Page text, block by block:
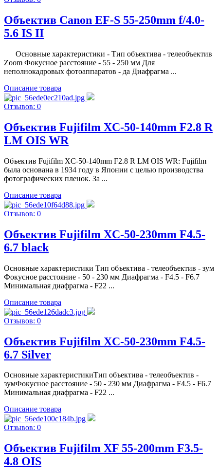
Объектив Canon EF-S 55-250mm f/4.0-
5.6 IS II
Основные характеристики - Тип объектива - телеобъектив
Zoom Фокусное расстояние - 55 - 250 мм Для
неполнокадровых фотоаппаратов - да Диафрагма ...
Описание товара
Отзывов: 0
Объектив Fujifilm XC-50-140mm F2.8 R
LM OIS WR
Объектив Fujifilm XC-50-140mm F2.8 R LM OIS WR: Fujifilm
была основана в 1934 году в Японии с целью производства
фотографических пленок. За ...
Описание товара
Отзывов: 0
Объектив Fujifilm XC-50-230mm F4.5-
6.7 black
Основные характеристики Тип объектива - телеобъектив - зум
Фокусное расстояние - 50 - 230 мм Диафрагма - F4.5 - F6.7
Минимальная диафрагма - F22 ...
Описание товара
Отзывов: 0
Объектив Fujifilm XC-50-230mm F4.5-
6.7 Silver
Основные характеристикиТип объектива - телеобъектив -
зумФокусное расстояние - 50 - 230 мм Диафрагма - F4.5 - F6.7
Минимальная диафрагма - F22 ...
Описание товара
Отзывов: 0
Объектив Fujifilm XF 55-200mm F3.5-
4.8 OIS